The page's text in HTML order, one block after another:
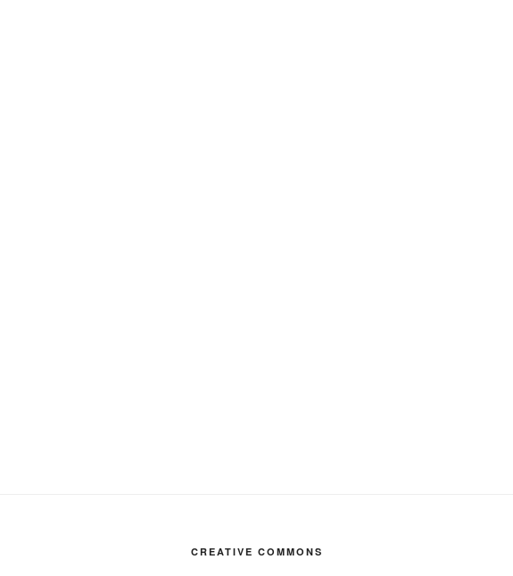
CREATIVE COMMONS